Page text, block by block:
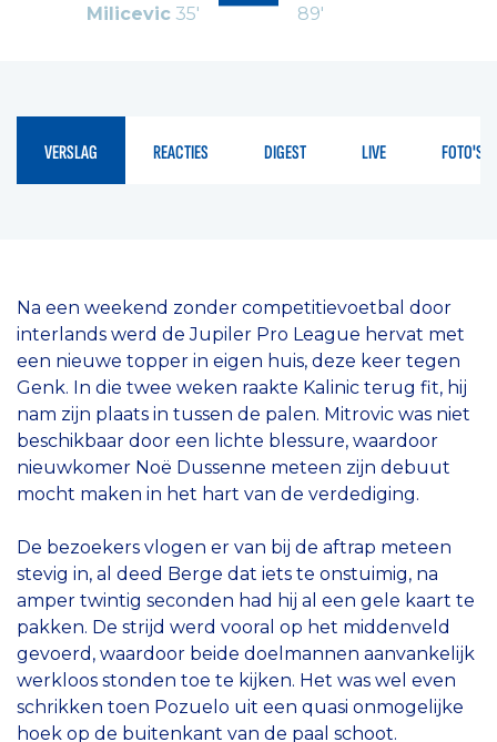
Milicevic 35'
89'
VERSLAG REACTIES DIGEST LIVE FOTO'S
Na een weekend zonder competitievoetbal door
interlands werd de Jupiler Pro League hervat met
een nieuwe topper in eigen huis, deze keer tegen
Genk. In die twee weken raakte Kalinic terug fit, hij
nam zijn plaats in tussen de palen. Mitrovic was niet
beschikbaar door een lichte blessure, waardoor
nieuwkomer Noë Dussenne meteen zijn debuut
mocht maken in het hart van de verdediging.
De bezoekers vlogen er van bij de aftrap meteen
stevig in, al deed Berge dat iets te onstuimig, na
amper twintig seconden had hij al een gele kaart te
pakken. De strijd werd vooral op het middenveld
gevoerd, waardoor beide doelmannen aanvankelijk
werkloos stonden toe te kijken. Het was wel even
schrikken toen Pozuelo uit een quasi onmogelijke
hoek op de buitenkant van de paal schoot.